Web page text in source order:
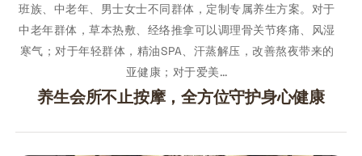
班族、中老年、男士女士不同群体，定制专属养生方案。对于
中老年群体，草本热敷、经络推拿可以调理骨关节疼痛、风湿
寒气；对于年轻群体，精油SPA、汗蒸解压，改善熬夜带来的
亚健康；对于爱美…
养生会所不止按摩，全方位守护身心健康